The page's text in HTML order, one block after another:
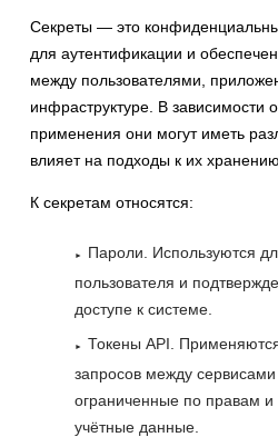
Секреты — это
для аутентификации и
между пользователями,
инфраструктуре. В зависимости
применения они могут иметь
влияет на подходы к их
К секретам относятся:
Пароли. Используются
пользователя и
доступе к системе.
Токены API.
запросов между
ограниченные по правам и
учётные данные.